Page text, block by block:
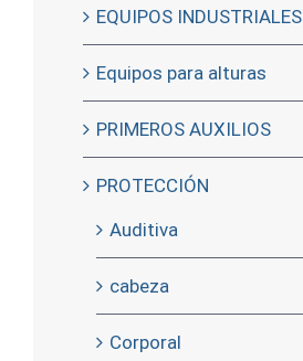
EQUIPOS INDUSTRIALES
Equipos para alturas
PRIMEROS AUXILIOS
PROTECCIÓN
Auditiva
cabeza
Corporal